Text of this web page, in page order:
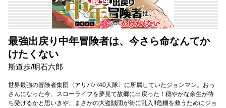
最強出戻り中年冒険者は、今さら命なんてか
けたくない
斯道歩/明石六郎
世界最強の冒険者集団〈アリババ40人隊〉に所属していたジョンマン。おっ
さんになった今、スローライフを夢見て故郷に出戻った！穏やかな余生が待
ち受けるかと思いきや、まさかの大盗賊団が街に乱入‼危機を救うためにジョ